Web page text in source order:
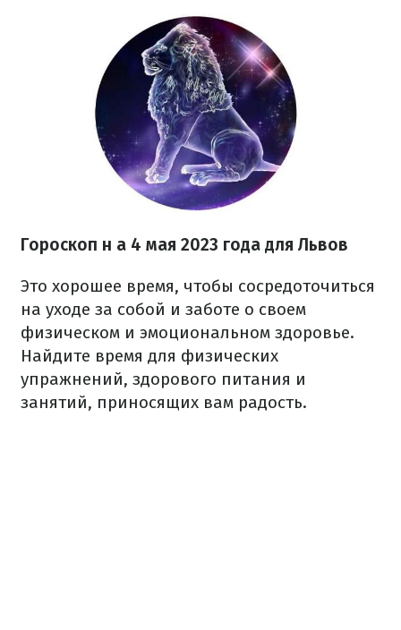
Гороскоп н а 4 мая 2023 года для Львов
Это хорошее время, чтобы сосредоточиться
на уходе за собой и заботе о своем
физическом и эмоциональном здоровье.
Найдите время для физических
упражнений, здорового питания и
занятий, приносящих вам радость.